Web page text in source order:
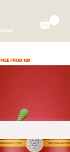
SALE!
FROM €30